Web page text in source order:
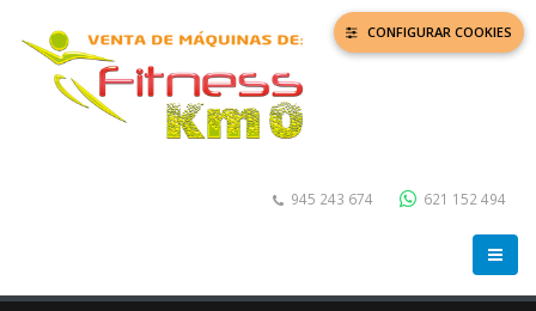
CONFIGURAR COOKIES
945 243 674 621 152 494